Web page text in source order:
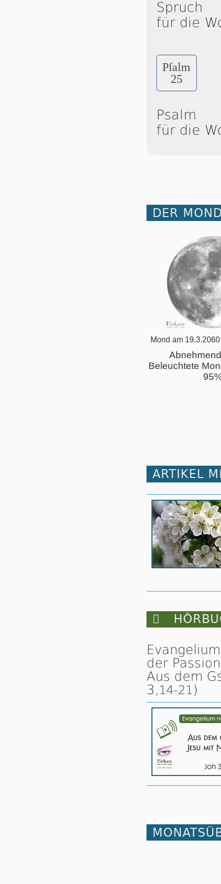
Spruch
für die
Pſalm
25
Psalm
für die
DER
Mond am
Beleuchtete
ARTIKEL

der
Aus dem
3,14-21)